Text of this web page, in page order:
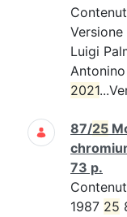
Luigi
2021
87/25
73 p.
1987 25